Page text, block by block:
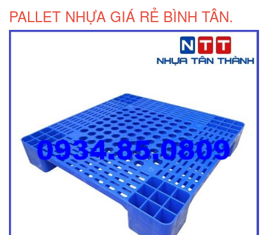
Pallet nhựa Tân Phú
Thớt nhựa cho nhà bếp
Thớt nhựa làm băng tải
Thớt nhựa nhập khẩu
PALLET NHỰA GIÁ RẺ BÌNH TÂN.